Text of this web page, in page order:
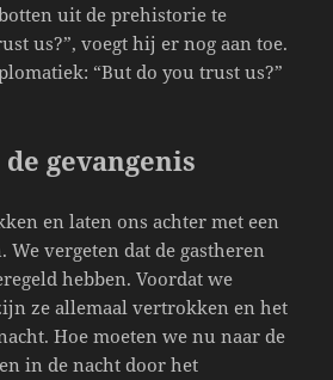
uit de prehistorie te
us?”, voegt hij er nog aan toe.
“But do you trust us?”
gevangenis
en laten ons achter met een
vergeten dat de gastheren
hebben. Voordat we
ze allemaal vertrokken en het
Hoe moeten we nu naar de
in de nacht door het